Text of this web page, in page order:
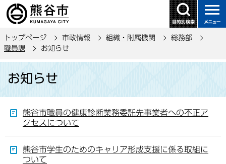
の
ー
トップページ 市政情報 組織・附属機関
総務部
職員課
お知らせ
お知らせ
熊谷市職員の健康診断業務委託先事業者への不正ア
クセスについて
熊谷市学生のためのキャリア形成支援に係る取組に
ついて